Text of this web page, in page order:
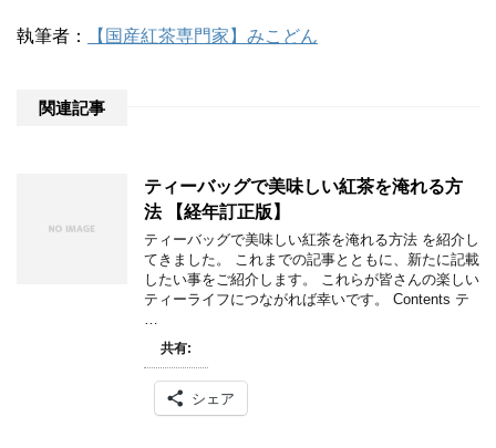
執筆者： 【国産紅茶専門家】みこどん
関連記事
ティーバッグで美味しい紅茶を淹れる方
法 【経年訂正版】
ティーバッグで美味しい紅茶を淹れる方法 を紹介し
てきました。 これまでの記事とともに、新たに記載
したい事をご紹介します。 これらが皆さんの楽しい
ティーライフにつながれば幸いです。 Contents テ
…
共有:
シェア